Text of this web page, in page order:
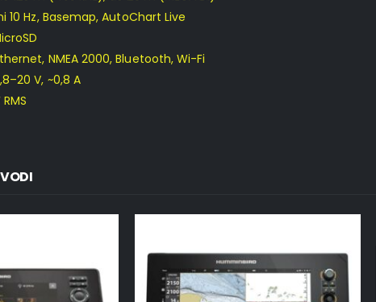
10 Hz, Basemap, AutoChart Live
NMEA 2000, Bluetooth, Wi-Fi
V, ~0,8 A